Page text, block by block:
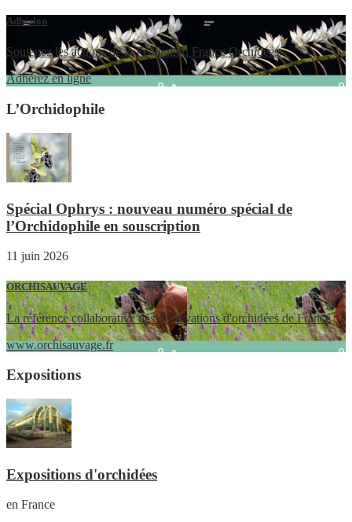
Adhésion
Soutenez les actions de la Fédération France Orchidées
Adhérez en ligne
L’Orchidophile
Spécial Ophrys : nouveau numéro spécial de
l’Orchidophile en souscription
11 juin 2026
ORCHISAUVAGE
La référence collaborative des observations d'orchidées de France
www.orchisauvage.fr
Expositions
Expositions d'orchidées
en France